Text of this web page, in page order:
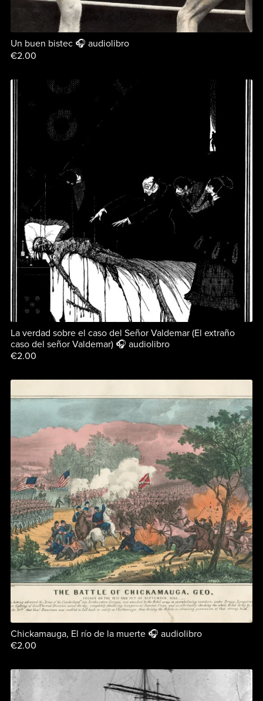
Un buen bistec 🎧 audiolibro
€2.00
La verdad sobre el caso del Señor Valdemar (El extraño
caso del señor Valdemar) 🎧 audiolibro
€2.00
Chickamauga, El río de la muerte 🎧 audiolibro
€2.00